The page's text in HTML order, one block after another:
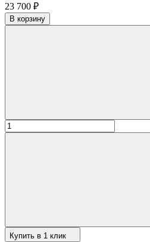
23 700 ₽
В корзину
Купить в 1 клик